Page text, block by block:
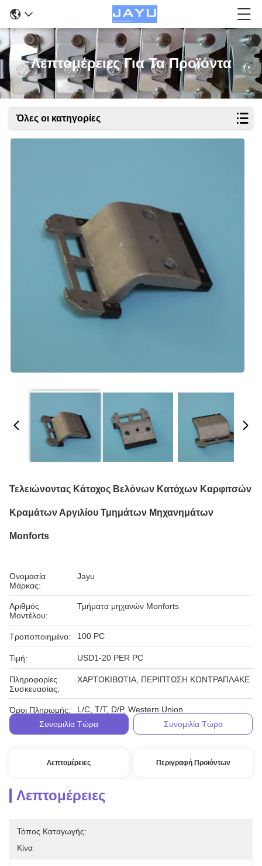
Λεπτομέρειες Για Τα Προϊόντα
Όλες οι κατηγορίες
Τελειώνοντας Κάτοχος Βελόνων Κατόχων Καρφιτσών
Κραμάτων Αργιλίου Τμημάτων Μηχανημάτων
Monforts
Ονομασία
Μάρκας:
Jayu
Αριθμός
Μοντέλου:
Τμήματα μηχανών Monforts
Τροποποιημένο: 100 PC
Τιμή: USD1-20 PER PC
Πληροφορίες
Συσκευασίας:
ΧΑΡΤΟΚΙΒΩΤΙΑ, ΠΕΡΙΠΤΩΣΗ ΚΟΝΤΡΑΠΛΑΚΕ
Όροι Πληρωμής:
L/C, T/T, D/P, Western Union
Συνομιλία Τώρα
Συνομιλία Τώρα
Λεπτομέρειες Περιγραφή Προϊόντων
Λεπτομέρειες
Τόπος Καταγωγής:
Κίνα